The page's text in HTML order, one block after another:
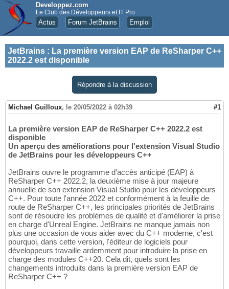
Developpez.com
Le Club des Développeurs et IT Pro
Actus Forum JetBrains Emploi
JetBrains : La première version EAP de ReSharper C++
2022.2 est disponible
Répondre à la discussion
Michael Guilloux, le 20/05/2022 à 02h39 #1
La première version EAP de ReSharper C++ 2022.2 est
disponible
Un aperçu des améliorations pour l'extension Visual Studio
de JetBrains pour les développeurs C++
JetBrains ouvre le programme d'accès anticipé (EAP) à
ReSharper C++ 2022.2, la deuxième mise à jour majeure
annuelle de son extension Visual Studio pour les développeurs
C++. Pour toute l'année 2022 et conformément à la feuille de
route de ReSharper C++, les principales priorités de JetBrains
sont de résoudre les problèmes de qualité et d'améliorer la prise
en charge d'Unreal Engine. JetBrains ne manque jamais non
plus une occasion de vous aider avec du C++ moderne, c'est
pourquoi, dans cette version, l'éditeur de logiciels pour
développeurs travaille ardemment pour introduire la prise en
charge des modules C++20. Cela dit, quels sont les
changements introduits dans la première version EAP de
ReSharper C++ ?